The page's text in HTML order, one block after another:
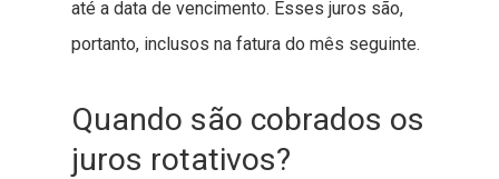
até a data de vencimento. Esses juros são,
portanto, inclusos na fatura do mês seguinte.
Quando são cobrados os
juros rotativos?